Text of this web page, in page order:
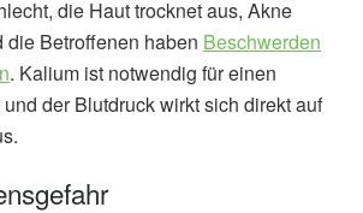
die Haut trocknet aus, Akne
die Betroffenen haben Beschwerden
. Kalium ist notwendig für einen
der Blutdruck wirkt sich direkt auf